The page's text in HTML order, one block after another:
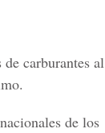
carburantes al
de los